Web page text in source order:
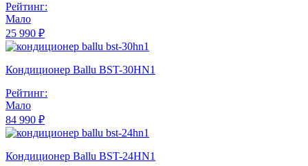
Рейтинг:
Мало
25 990 ₽
Кондиционер Ballu BST-30HN1
Рейтинг:
Мало
84 990 ₽
Кондиционер Ballu BST-24HN1